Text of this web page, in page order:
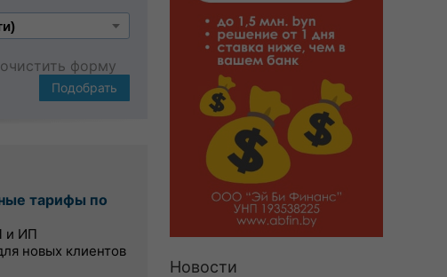
очистить форму
Подобрать
тарифы по
и ИП
новых клиентов
Новости